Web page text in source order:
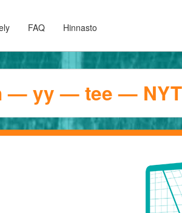
FAQ Hinnasto
— yy — tee —